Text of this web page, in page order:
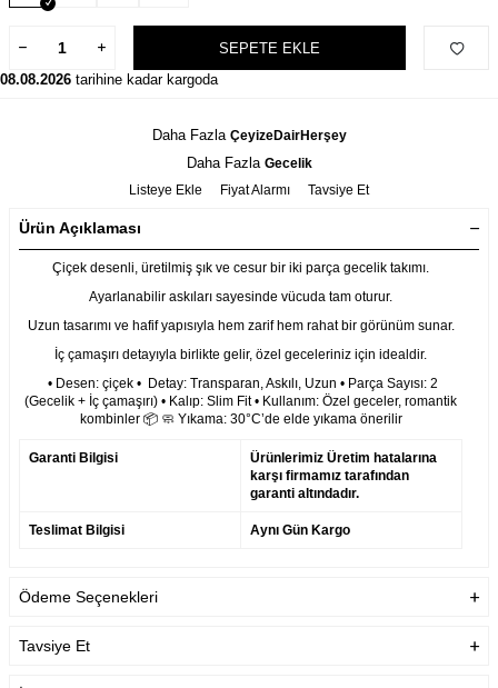
SEPETE EKLE
08.08.2026 tarihine kadar kargoda
Daha Fazla ÇeyizeDairHerşey
Daha Fazla Gecelik
Listeye Ekle
Fiyat Alarmı Tavsiye Et
Ürün Açıklaması
Çiçek desenli, üretilmiş şık ve cesur bir iki parça gecelik takımı.
Ayarlanabilir askıları sayesinde vücuda tam oturur.
Uzun tasarımı ve hafif yapısıyla hem zarif hem rahat bir görünüm sunar.
İç çamaşırı detayıyla birlikte gelir, özel geceleriniz için idealdir.
• Desen: çiçek • Detay: Transparan, Askılı, Uzun • Parça Sayısı: 2
(Gecelik + İç çamaşırı) • Kalıp: Slim Fit • Kullanım: Özel geceler, romantik
kombinler 📦 🧼 Yıkama: 30°C’de elde yıkama önerilir
Garanti Bilgisi
Ürünlerimiz Üretim hatalarına
karşı firmamız tarafından
garanti altındadır.
Teslimat Bilgisi Aynı Gün Kargo
Ödeme Seçenekleri
Tavsiye Et